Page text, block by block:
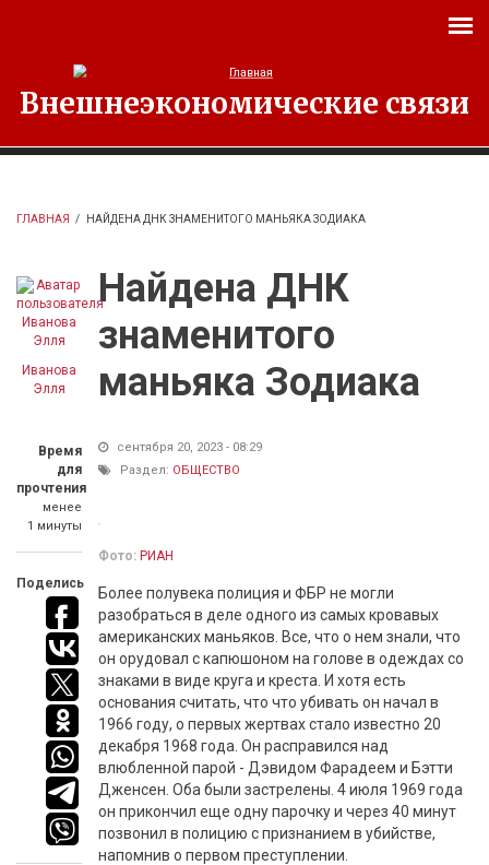
Внешнеэкономические связи
ГЛАВНАЯ / НАЙДЕНА ДНК ЗНАМЕНИТОГО МАНЬЯКА ЗОДИАКА
Иванова
Элля
Время
для
прочтения
менее
1 минуты
Поделись
Найдена ДНК
знаменитого
маньяка Зодиака
сентября 20, 2023 - 08:29
Раздел: ОБЩЕСТВО
Фото: РИАН
Более полувека полиция и ФБР не могли
разобраться в деле одного из самых кровавых
американских маньяков. Все, что о нем знали, что
он орудовал с капюшоном на голове в одеждах со
знаками в виде круга и креста. И хотя есть
основания считать, что что убивать он начал в
1966 году, о первых жертвах стало известно 20
декабря 1968 года. Он расправился над
влюбленной парой - Дэвидом Фарадеем и Бэтти
Дженсен. Оба были застрелены. 4 июля 1969 года
он прикончил еще одну парочку и через 40 минут
позвонил в полицию с признанием в убийстве,
напомнив о первом преступлении.